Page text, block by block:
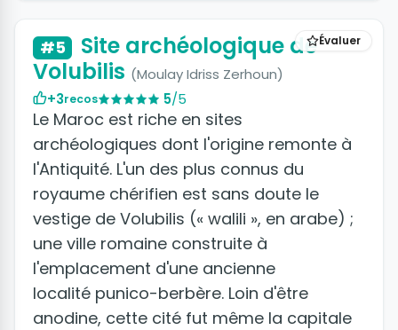
Évaluer
#5
Site archéologique de
Volubilis (Moulay Idriss Zerhoun)
+3recos 5/5
Le Maroc est riche en sites
archéologiques dont l'origine remonte à
l'Antiquité. L'un des plus connus du
royaume chérifien est sans doute le
vestige de Volubilis (« walili », en arabe) ;
une ville romaine construite à
l'emplacement d'une ancienne
localité punico-berbère. Loin d'être
anodine, cette cité fut même la capitale